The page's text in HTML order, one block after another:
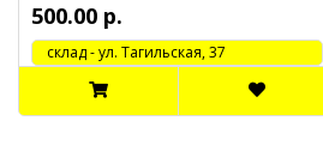
500.00 р.
cклад - ул. Тагильская, 37